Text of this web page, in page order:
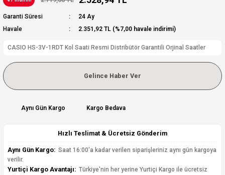
Garanti Süresi
24 Ay
Havale
2.351,92 TL (%7,00 havale indirimi)
CASIO HS-3V-1RDT Kol Saati Resmi Distribütör Garantili Orjinal Saatler
Gelince Haber Ver
Aynı Gün Kargo Kargo Bedava
Hızlı Teslimat & Ücretsiz Gönderim
Aynı Gün Kargo: Saat 16:00'a kadar verilen siparişleriniz aynı gün kargoya
verilir.
Yurtiçi Kargo Avantajı: Türkiye'nin her yerine Yurtiçi Kargo ile ücretsiz